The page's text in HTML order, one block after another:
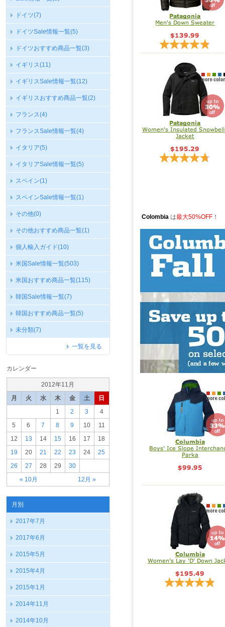
ドイツ(7)
ドイツSale情報一覧(5)
ドイツおすすめ商品一覧(3)
イギリス(11)
イギリスSale情報一覧(12)
イギリスおすすめ商品一覧(2)
フランス(4)
フランスSale情報一覧(4)
イタリア(5)
イタリアSale情報一覧(5)
スペイン(1)
スペインSale情報一覧(1)
その他(0)
その他おすすめ商品一覧(1)
個人輸入ガイド(10)
米国Sale情報一覧(503)
米国おすすめ商品一覧(115)
韓国Sale情報一覧(7)
韓国おすすめ商品一覧(5)
未分類(7)
一覧を見る
カレンダー
2012年11月
月
火 水 木 金 土 日
« 10月 12月 »
1 2 3
4
5
6 7 8 9 10
11
12
13 14 15 16 17
18
19
20 21 22 23 24
25
26
27 28 29 30
月別
2017年7月
2017年6月
2015年5月
2015年4月
2015年1月
2014年11月
2014年10月
Colombiaは最大50%OFF！